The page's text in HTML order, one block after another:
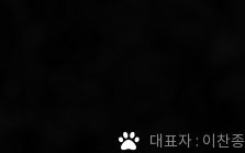
대표자 : 이찬